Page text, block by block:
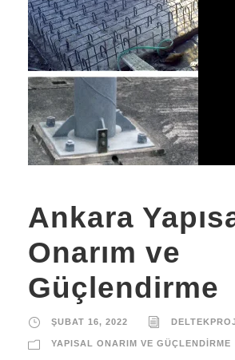
Ankara
Onarım ve
Güçlendirme
ŞUBAT 16, 2022
YAPISAL ONARIM VE GÜÇLENDIRME